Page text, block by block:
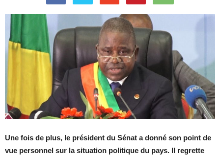
Une fois de plus, le président du Sénat a donné son point de
vue personnel sur la situation politique du pays. Il regrette